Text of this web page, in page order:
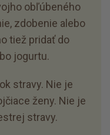
obľúbeného
zdobenie alebo
tiež pridať do
jogurtu.
stravy. Nie je
ženy. Nie je
stravy.